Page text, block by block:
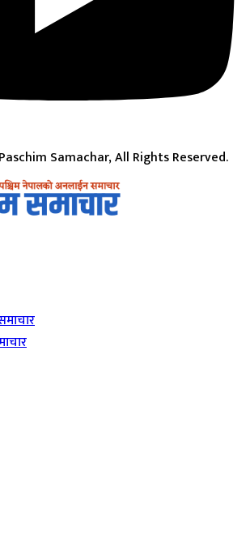
Samachar, All Rights Reserved.